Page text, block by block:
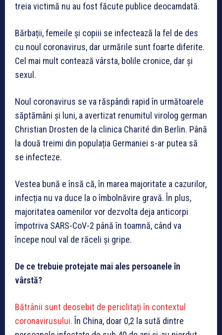
treia victimă nu au fost făcute publice deocamdată.
Bărbații, femeile și copiii se infectează la fel de des
cu noul coronavirus, dar urmările sunt foarte diferite.
Cel mai mult contează vârsta, bolile cronice, dar și
sexul.
Noul coronavirus se va răspândi rapid în următoarele
săptămâni și luni, a avertizat renumitul virolog german
Christian Drosten de la clinica Charité din Berlin. Până
la două treimi din populația Germaniei s-ar putea să
se infecteze.
Vestea bună e însă că, în marea majoritate a cazurilor,
infecția nu va duce la o îmbolnăvire gravă. În plus,
majoritatea oamenilor vor dezvolta deja anticorpi
împotriva SARS-CoV-2 până în toamnă, când va
începe noul val de răceli și gripe.
De ce trebuie protejate mai ales persoanele în
vârstă?
Bătrânii sunt deosebit de periclitați în contextul
coronavirusului.În China, doar 0,2 la sută dintre